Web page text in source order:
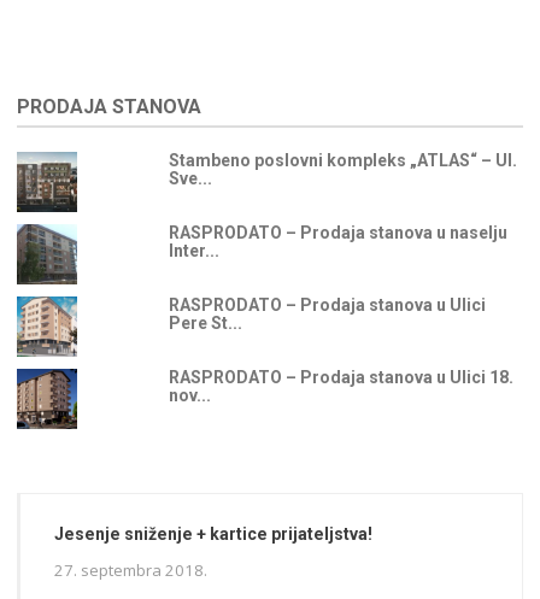
PRODAJA STANOVA
Stambeno poslovni kompleks „ATLAS“ – Ul.
Sve...
RASPRODATO – Prodaja stanova u naselju
Inter...
RASPRODATO – Prodaja stanova u Ulici
Pere St...
RASPRODATO – Prodaja stanova u Ulici 18.
nov...
Jesenje sniženje + kartice prijateljstva!
27. septembra 2018.